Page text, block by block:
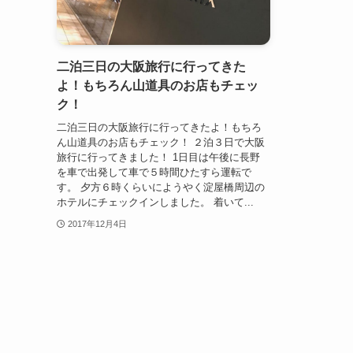
二泊三日の大阪旅行に行ってきた
よ！もちろん山道具のお店もチェッ
ク！
二泊三日の大阪旅行に行ってきたよ！もちろ
ん山道具のお店もチェック！ ２泊３日で大阪
旅行に行ってきました！ 1日目は午後に長野
を車で出発して車で５時間ひたすら運転で
す。 夕方６時くらいにようやく淀屋橋周辺の
ホテルにチェックインしました。 着いて...
2017年12月4日